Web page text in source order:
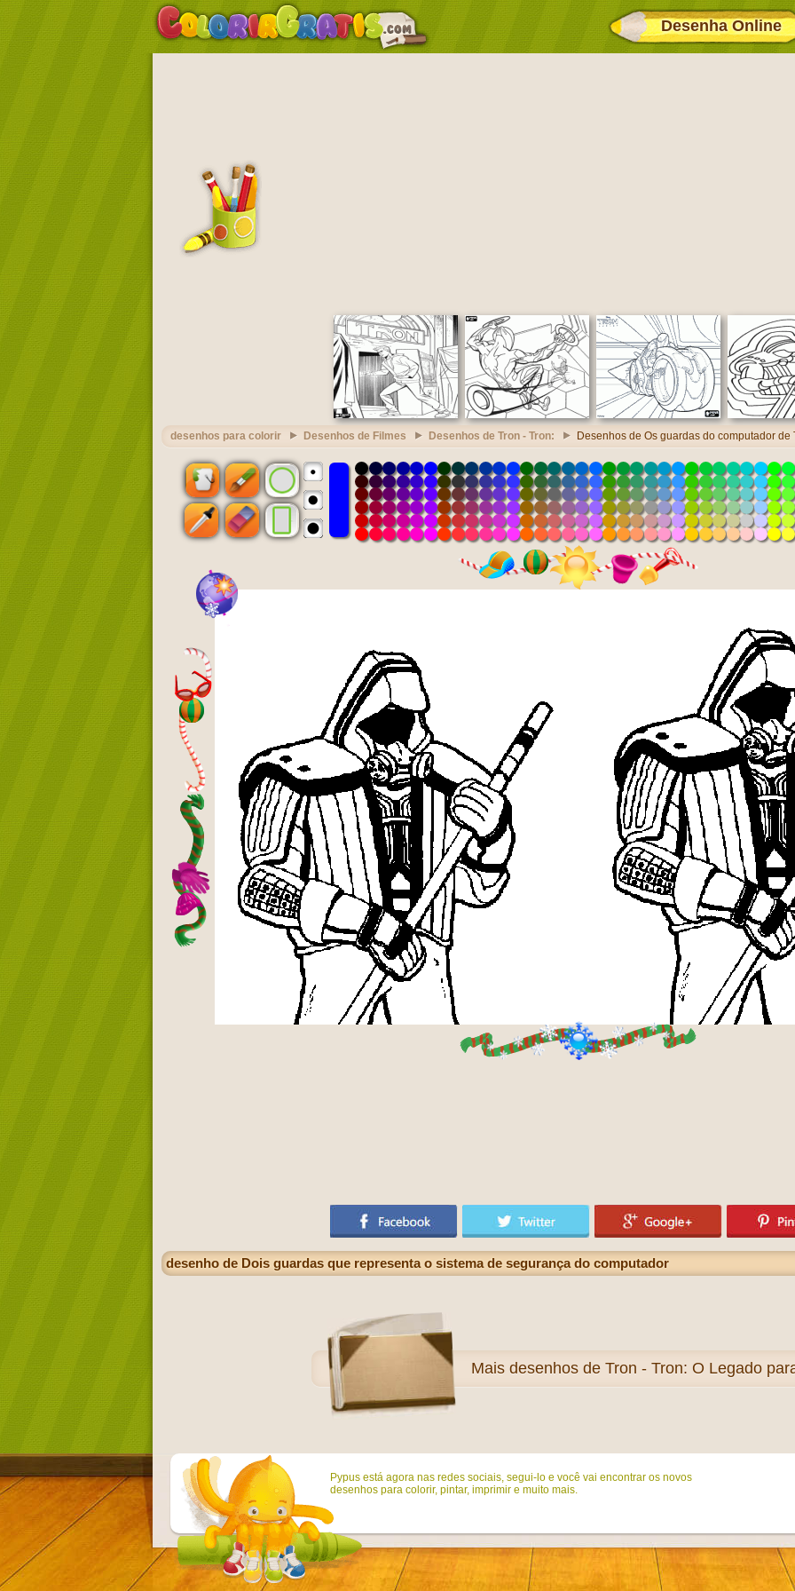
Desenha Online
desenhos para colorir Desenhos de Filmes Desenhos de Tron - Tron: Desenhos de Os guardas do computador de
desenho de Dois guardas que representa o sistema de segurança do computador
Mais desenhos de Tron - Tron: O Legado
Pypus está agora nas redes sociais, segui-lo e você vai encontrar os novos
desenhos para colorir, pintar, imprimir e muito mais.